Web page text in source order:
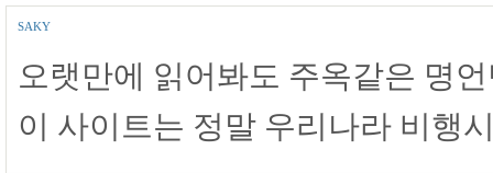
SAKY
오랫만에 읽어봐도 주옥같은 명
이 사이트는 정말 우리나라 비행